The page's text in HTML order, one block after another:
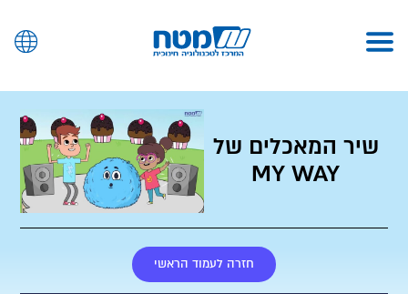
שיר המאכלים של
MY WAY
חזרה לעמוד הראשי